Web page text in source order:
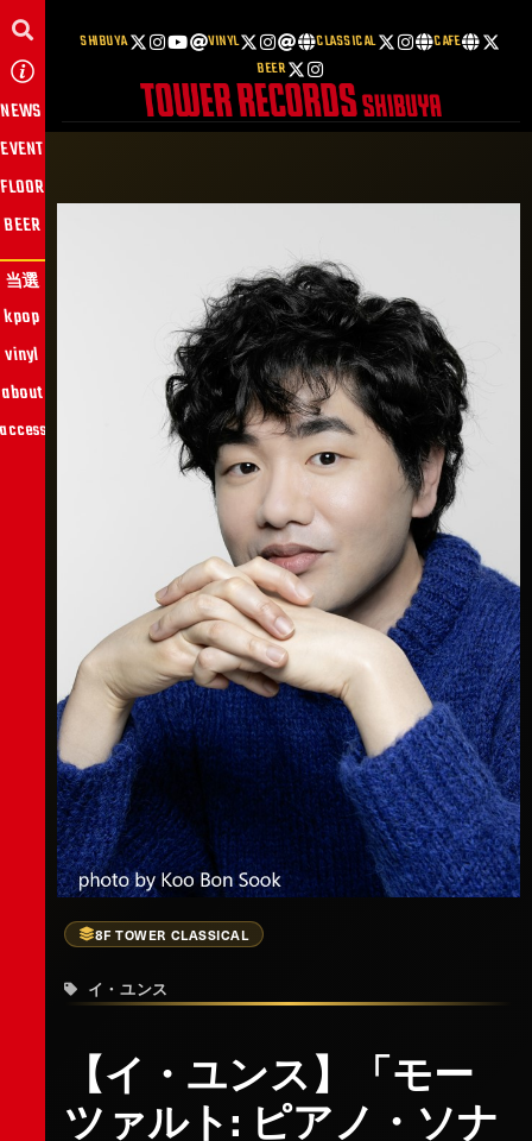
SHIBUYA VINYL CLASSICAL
CAFE
BEER
NEWS
EVENT
当選
FLOOR
BEER
kpop
vinyl
about
8F TOWER CLASSICAL
イ・ユンス
【イ・ユンス】「モー
ツァルト: ピアノ・ソナ